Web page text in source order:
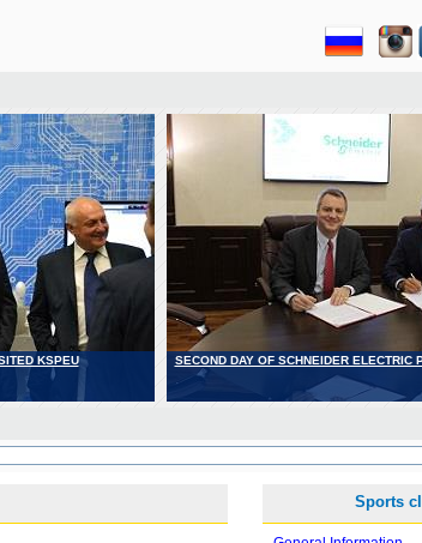
KSPEU SECOND DAY OF SCHNEIDER ELECTRIC
Sports